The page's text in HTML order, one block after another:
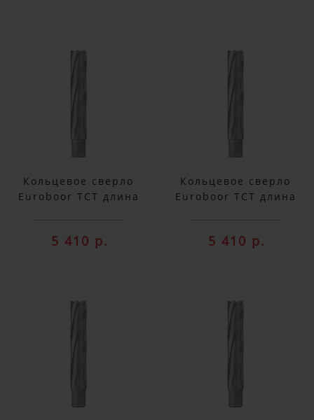
Кольцевое сверло
Euroboor TCT длина
5 410 р.
Кольцевое сверло
Euroboor TCT длина
5 410 р.